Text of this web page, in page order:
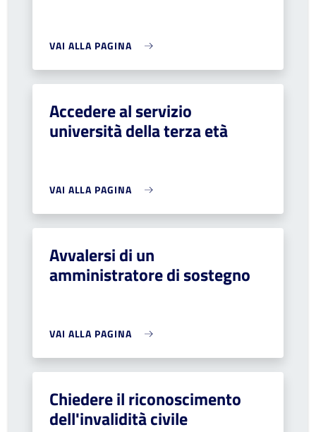
VAI ALLA PAGINA
Accedere al servizio
università della terza età
VAI ALLA PAGINA
Avvalersi di un
amministratore di sostegno
VAI ALLA PAGINA
Chiedere il riconoscimento
dell'invalidità civile